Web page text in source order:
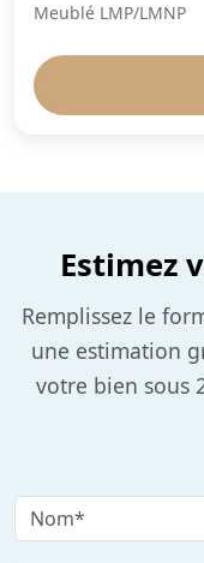
Meublé LMP/LMNP
Estimez
Remplissez le
une estimation
votre bien sous